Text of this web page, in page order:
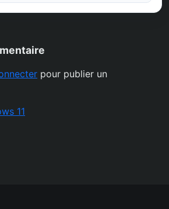
pour publier un
11